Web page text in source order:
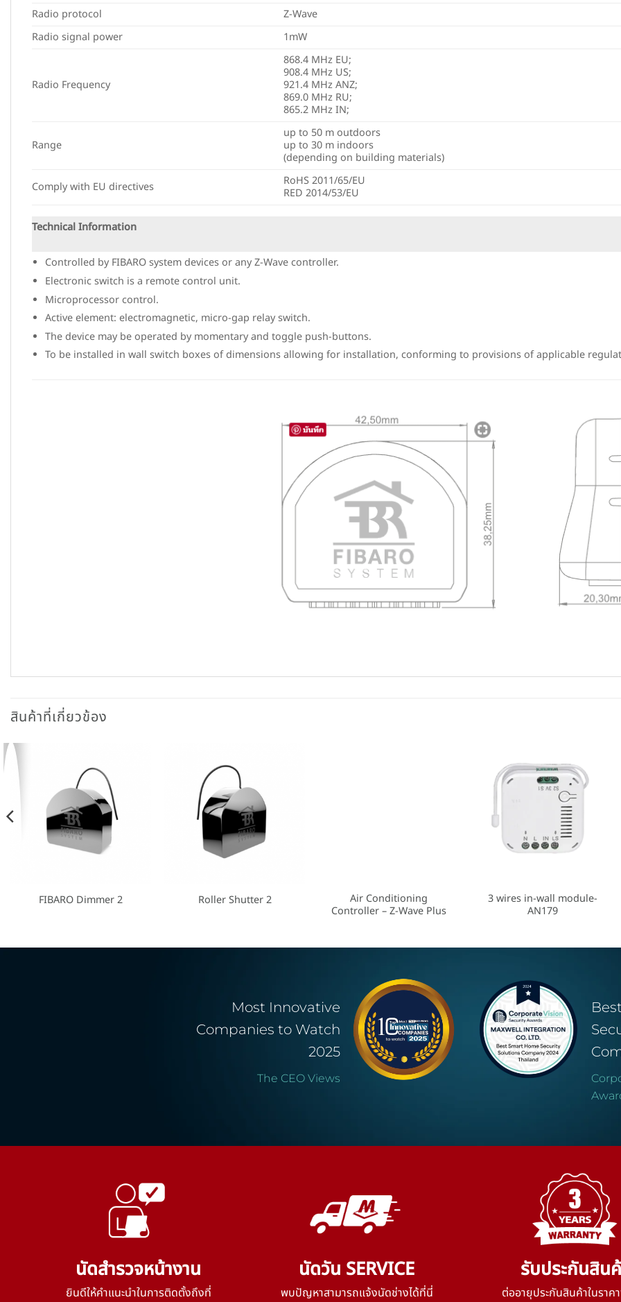
Radio protocol
Z-Wave
Radio signal power
1mW
Radio Frequency
868.4 MHz EU;
908.4 MHz US;
921.4 MHz ANZ;
869.0 MHz RU;
865.2 MHz IN;
Range
up to 50 m outdoors
up to 30 m indoors
(depending on building materials)
Comply with EU directives
RoHS 2011/65/EU
RED 2014/53/EU
Technical Information
Controlled by FIBARO system devices or any Z-Wave controller.
Electronic switch is a remote control unit.
Microprocessor control.
Active element: electromagnetic, micro-gap relay switch.
The device may be operated by momentary and toggle push-buttons.
To be installed in wall switch boxes of dimensions allowing for installation, conforming to provisions of applicable
สินค้าที่เกี่ยวข้อง
FIBARO Dimmer 2 Roller Shutter 2
Discontinued
Air Conditioning
Controller – Z-Wave Plus
3 wires in-wall module-
AN179
Most Innovative
Companies to Watch
2025
The CEO Views
นัดสำรวจหน้างาน
ยินดีให้คำแนะนำในการติดตั้งถึงที่
นัดวัน SERVICE
พบปัญหาสามารถแจ้งนัดช่างได้ที่นี่
รับประกันสิน
ต่ออายุประกันสินค้าในราค